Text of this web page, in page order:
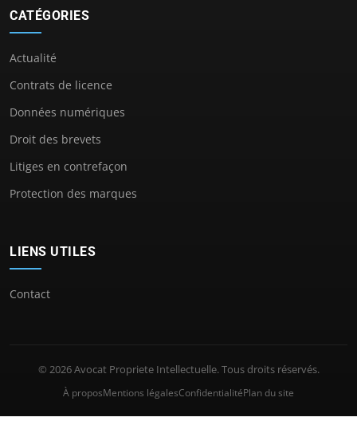
CATÉGORIES
Actualité
Contrats de licence
Données numériques
Droit des brevets
Litiges en contrefaçon
Protection des marques
LIENS UTILES
Contact
© 2026 Avocat Propriete Intellectuelle. Tous droits réservés.
À proposMentions légalesConfidentialitéPlan du site